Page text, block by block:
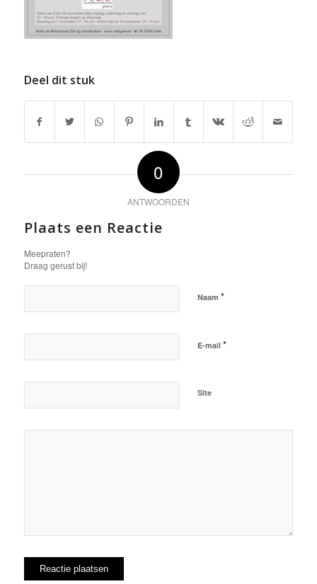
Deel dit stuk
0
ANTWOORDEN
Plaats een Reactie
Meepraten?
Draag gerust bij!
Naam *
E-mail *
Site